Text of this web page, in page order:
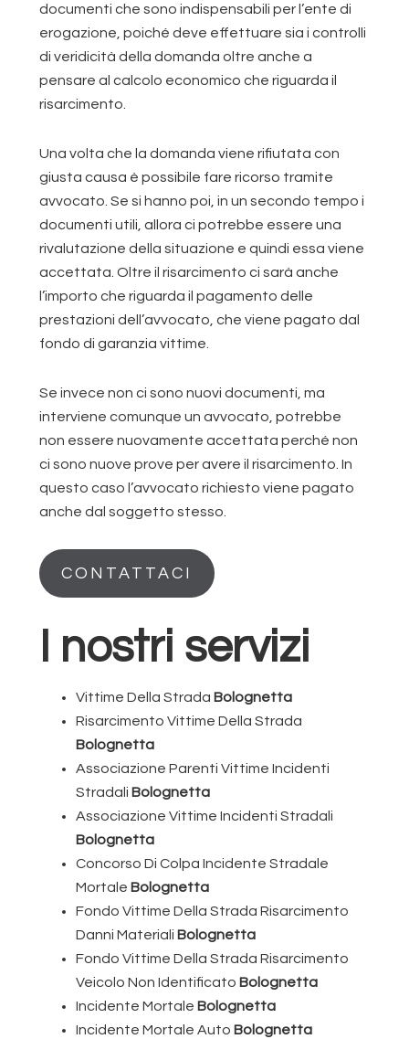
documenti che sono indispensabili per l’ente di
erogazione, poiché deve effettuare sia i controlli
di veridicità della domanda oltre anche a
pensare al calcolo economico che riguarda il
risarcimento.
Una volta che la domanda viene rifiutata con
giusta causa è possibile fare ricorso tramite
avvocato. Se si hanno poi, in un secondo tempo i
documenti utili, allora ci potrebbe essere una
rivalutazione della situazione e quindi essa viene
accettata. Oltre il risarcimento ci sarà anche
l’importo che riguarda il pagamento delle
prestazioni dell’avvocato, che viene pagato dal
fondo di garanzia vittime.
Se invece non ci sono nuovi documenti, ma
interviene comunque un avvocato, potrebbe
non essere nuovamente accettata perché non
ci sono nuove prove per avere il risarcimento. In
questo caso l’avvocato richiesto viene pagato
anche dal soggetto stesso.
CONTATTACI
I nostri servizi
Vittime Della Strada Bolognetta
Risarcimento Vittime Della Strada
Bolognetta
Associazione Parenti Vittime Incidenti
Stradali Bolognetta
Associazione Vittime Incidenti Stradali
Bolognetta
Concorso Di Colpa Incidente Stradale
Mortale Bolognetta
Fondo Vittime Della Strada Risarcimento
Danni Materiali Bolognetta
Fondo Vittime Della Strada Risarcimento
Veicolo Non Identificato Bolognetta
Incidente Mortale Bolognetta
Incidente Mortale Auto Bolognetta